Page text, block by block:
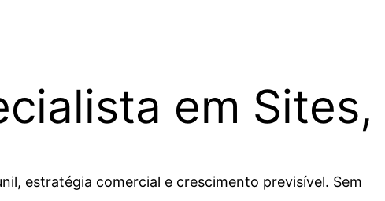
em Sites,
estratégia comercial e crescimento previsível. Sem